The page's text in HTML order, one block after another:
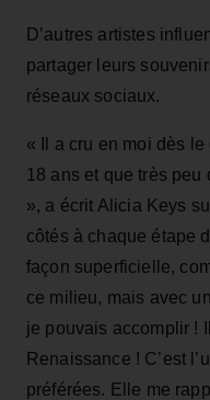
D’autres artistes
partager leurs
réseaux sociaux.
« Il a cru en moi dès
18 ans et que très peu
», a écrit Alicia Keys
côtés à chaque étape
façon superficielle,
ce milieu, mais avec
je pouvais accomplir !
Renaissance ! C’est
préférées. Elle me